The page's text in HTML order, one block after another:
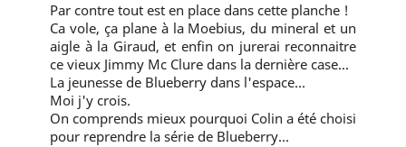
Par contre tout est en place dans cette planche !
Ca vole, ça plane à la Moebius, du mineral et un
aigle à la Giraud, et enfin on jurerai reconnaitre
ce vieux Jimmy Mc Clure dans la dernière case...
La jeunesse de Blueberry dans l'espace...
Moi j'y crois.
On comprends mieux pourquoi Colin a été choisi
pour reprendre la série de Blueberry...